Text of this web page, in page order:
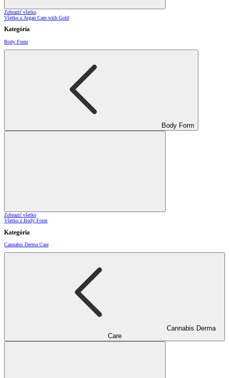
Zobraziť všetko
Všetko z Argan Care with Gold
Kategória
Body Form
Body Form
Zobraziť všetko
Všetko z Body Form
Kategória
Cannabis Derma Care
Cannabis Derma
Care